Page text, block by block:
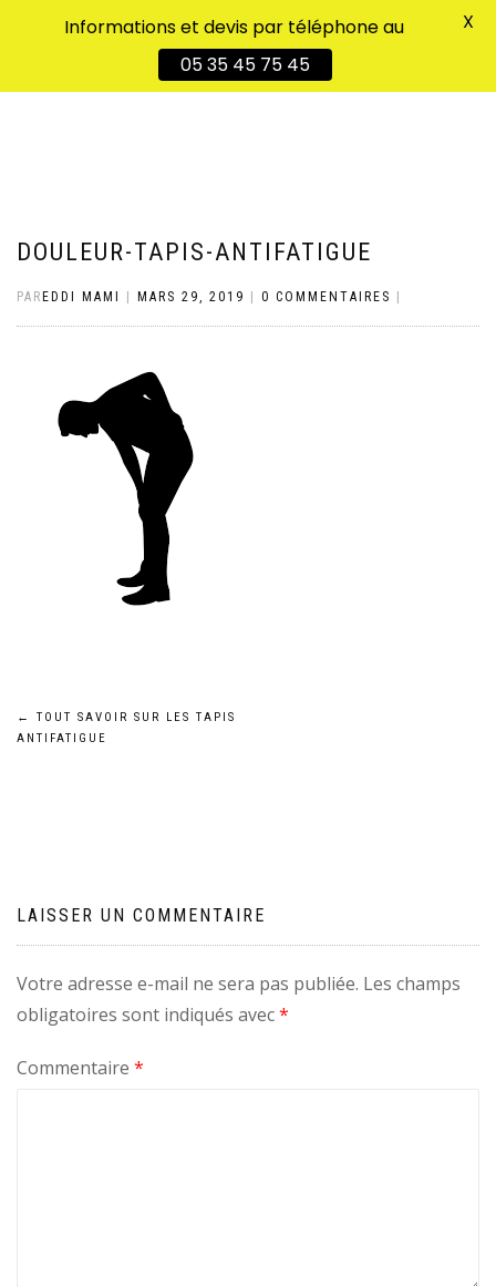
DOULEUR-TAPIS-ANTIFATIGUE
PAR EDDI MAMI MARS 29, 2019 0 COMMENTAIRES
Navigation
←
TOUT SAVOIR SUR LES TAPIS
ANTIFATIGUE
LAISSER UN COMMENTAIRE
Votre adresse e-mail ne sera pas publiée. Les champs
obligatoires sont indiqués avec*
Commentaire *
Informations et devis par téléphone au
05 35 45 75 45
X